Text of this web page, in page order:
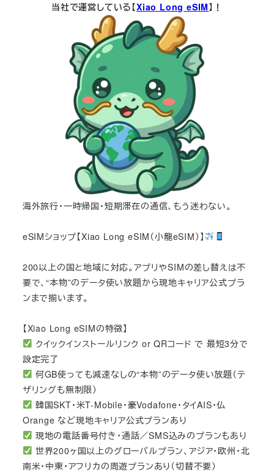
当社で運営している【Xiao Long eSIM】！
海外旅行・一時帰国・短期滞在の通信、もう迷わない。
eSIMショップ【Xiao Long eSIM（小龍eSIM）】
200以上の国と地域に対応。アプリやSIMの差し替えは不
要で、“本物”のデータ使い放題から現地キャリア公式プラ
ンまで揃います。
【Xiao Long eSIMの特徴】
クイックインストールリンク or QRコード で 最短3分で
設定完了
何GB使っても減速なしの“本物”のデータ使い放題（テ
ザリングも無制限）
韓国SKT・米T-Mobile・豪Vodafone・タイAIS・仏
Orange など現地キャリア公式プランあり
現地の電話番号付き・通話／SMS込みのプランもあり
世界200ヶ国以上のグローバルプラン、アジア・欧州・北
南米・中東・アフリカの周遊プランあり（切替不要）